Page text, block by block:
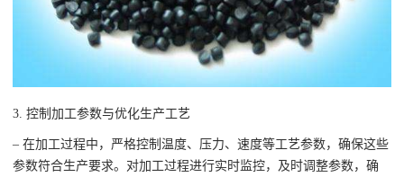
3. 控制加工参数与优化生产工艺
– 在加工过程中，严格控制温度、压力、速度等工艺参数，确保这些
参数符合生产要求。对加工过程进行实时监控，及时调整参数，确